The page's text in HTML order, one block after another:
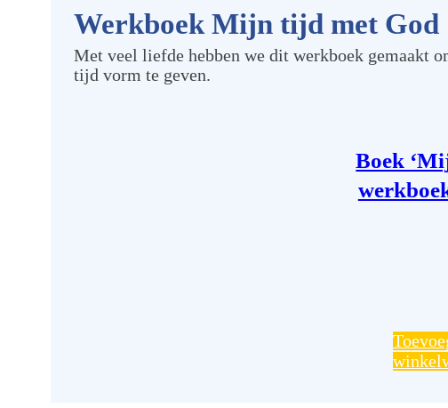
Werkboek Mijn tijd met God
Met veel liefde hebben we dit werkboek gemaakt
tijd vorm te geven.
Boek